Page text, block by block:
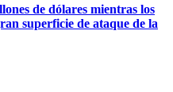
de dólares mientras los
superficie de ataque de la